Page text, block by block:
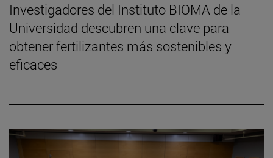
Investigadores del Instituto BIOMA de la
Universidad descubren una clave para
obtener fertilizantes más sostenibles y
eficaces